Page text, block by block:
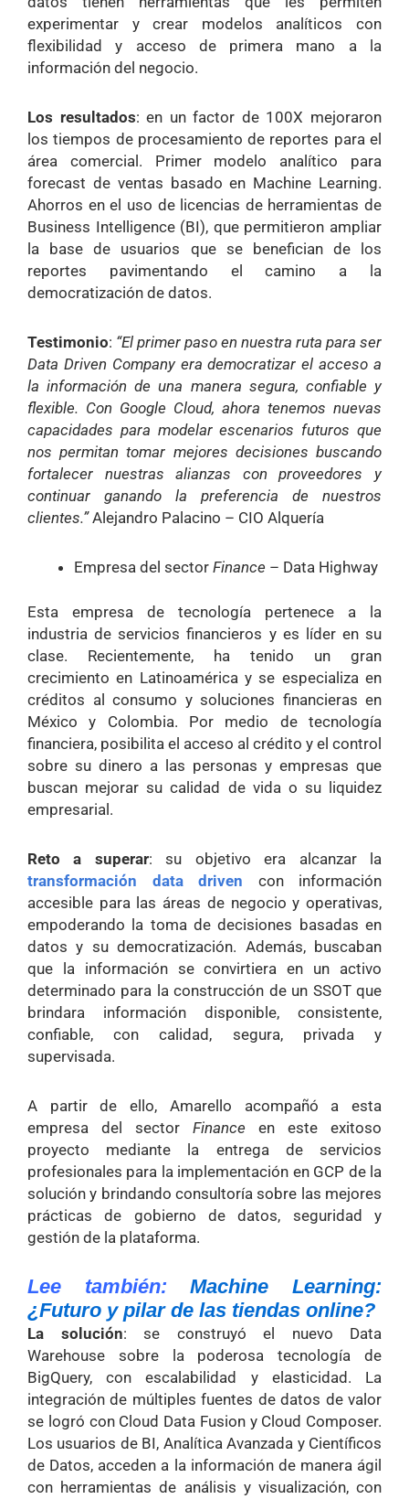
experimentar y crear modelos analíticos con
flexibilidad y acceso de primera mano a la
información del negocio.
Los resultados: en un factor de 100X mejoraron
los tiempos de procesamiento de reportes para el
área comercial. Primer modelo analítico para
forecast de ventas basado en Machine Learning.
Ahorros en el uso de licencias de herramientas de
Business Intelligence (BI), que permitieron ampliar
la base de usuarios que se benefician de los
reportes pavimentando el camino a la
democratización de datos.
Testimonio: “El primer paso en nuestra ruta para ser
Data Driven Company era democratizar el acceso a
la información de una manera segura, confiable y
flexible. Con Google Cloud, ahora tenemos nuevas
capacidades para modelar escenarios futuros que
nos permitan tomar mejores decisiones buscando
fortalecer nuestras alianzas con proveedores y
continuar ganando la preferencia de nuestros
clientes.”Alejandro Palacino – CIO Alquería
Empresa del sector Finance – Data Highway
Esta empresa de tecnología pertenece a la
industria de servicios financieros y es líder en su
clase. Recientemente, ha tenido un gran
crecimiento en Latinoamérica y se especializa en
créditos al consumo y soluciones financieras en
México y Colombia. Por medio de tecnología
financiera, posibilita el acceso al crédito y el control
sobre su dinero a las personas y empresas que
buscan mejorar su calidad de vida o su liquidez
empresarial.
Reto a superar: su objetivo era alcanzar la
transformación data driven con información
accesible para las áreas de negocio y operativas,
empoderando la toma de decisiones basadas en
datos y su democratización. Además, buscaban
que la información se convirtiera en un activo
determinado para la construcción de un SSOT que
brindara información disponible, consistente,
confiable, con calidad, segura, privada y
supervisada.
A partir de ello, Amarello acompañó a esta
empresa del sector Finance en este exitoso
proyecto mediante la entrega de servicios
profesionales para la implementación en GCP de la
solución y brindando consultoría sobre las mejores
prácticas de gobierno de datos, seguridad y
gestión de la plataforma.
Lee también: Machine Learning:
¿Futuro y pilar de las tiendas online?
La solución: se construyó el nuevo Data
Warehouse sobre la poderosa tecnología de
BigQuery, con escalabilidad y elasticidad. La
integración de múltiples fuentes de datos de valor
se logró con Cloud Data Fusion y Cloud Composer.
Los usuarios de BI, Analítica Avanzada y Científicos
de Datos, acceden a la información de manera ágil
con herramientas de análisis y visualización, con